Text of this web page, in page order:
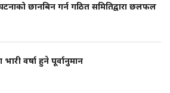
छानबिन गर्न गठित समितिद्वारा छलफल
भारी वर्षा हुने पूर्वानुमान